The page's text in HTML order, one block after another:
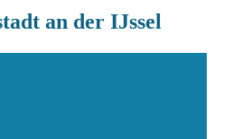
an der IJssel